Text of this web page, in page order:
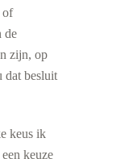
of
de
zijn, op
dat besluit
keus ik
keuze